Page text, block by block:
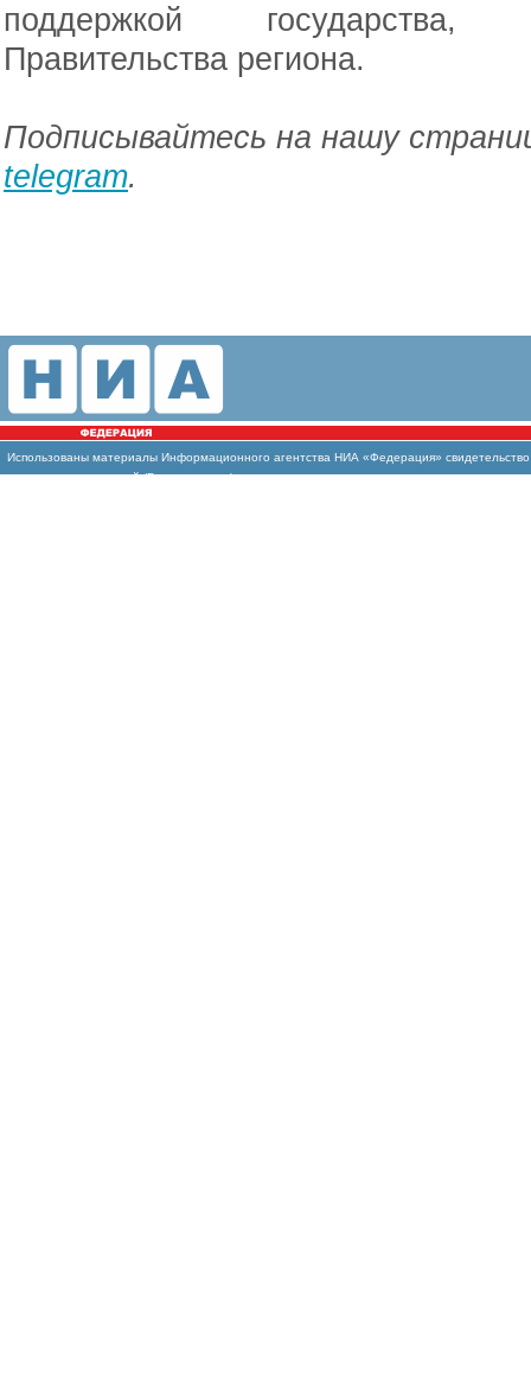
поддержкой государства,
Правительства региона.
Подписывайтесь на нашу
telegram.
Использованы материалы Информационного агентства НИА «Федерация»
массовых коммуникаций (Роскомнадзор)